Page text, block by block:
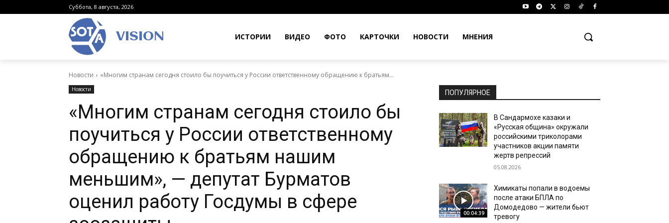
Суббота, 8 августа, 2026
VISION ИСТОРИИ ВИДЕО ФОТО КАРТОЧКИ НОВОСТИ МНЕНИЯ
Новости «Многим странам сегодня стоило бы поучиться у России ответственному обращению к братьям...
Новости
«Многим странам сегодня стоило бы
поучиться у России ответственному
обращению к братьям нашим
меньшим», — депутат Бурматов
оценил работу Госдумы в сфере
ПОПУЛЯРНОЕ
В Сандармохе казаки и
«Русская община» окружали
российскими триколорами
участников акции памяти
жертв репрессий
05.08.2026
00:04:39
Химикаты попали в водоемы
после атаки БПЛА по
Домодедово — жители бьют
тревогу